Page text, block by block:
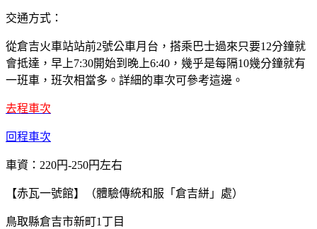
交通方式：
從倉吉火車站站前2號公車月台，搭乘巴士過來只要12分鐘就
會抵達，早上7:30開始到晚上6:40，幾乎是每隔10幾分鐘就有
一班車，班次相當多。詳細的車次可參考這邊。
去程車次
回程車次
車資：220円-250円左右
【赤瓦一號館】（體驗傳統和服「倉吉絣」處）
鳥取縣倉吉市新町1丁目